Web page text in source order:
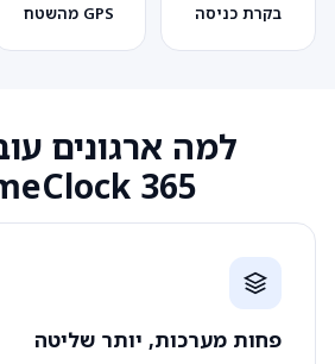
בקרת כניסה GPS מהשטח
למה ארגונים
365?
פחות מערכות, יותר שליטה